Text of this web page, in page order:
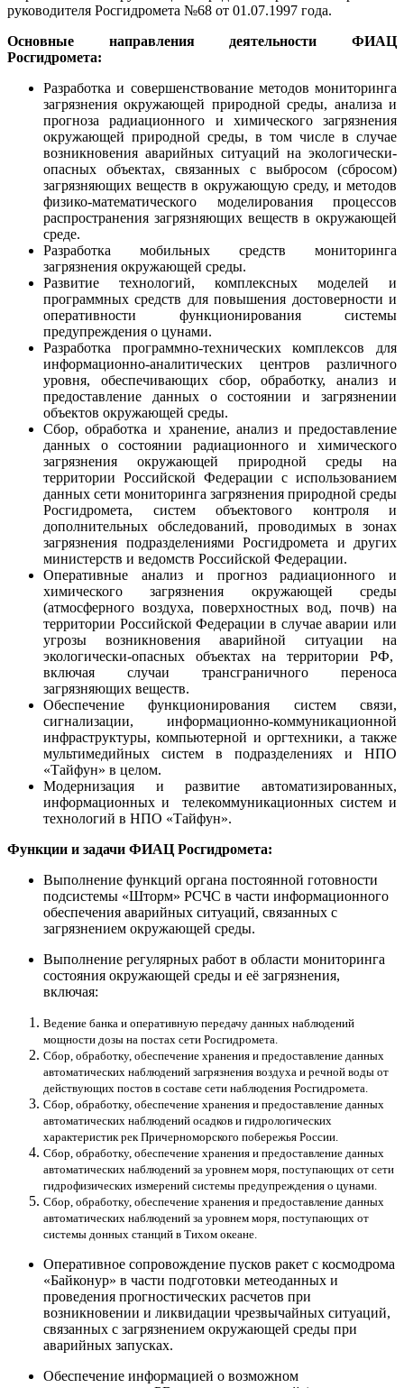
руководителя Росгидромета №68 от 01.07.1997 года.
Основные направления деятельности ФИАЦ
Росгидромета:
Разработка и совершенствование методов мониторинга
загрязнения окружающей природной среды, анализа и
прогноза радиационного и химического загрязнения
окружающей природной среды, в том числе в случае
возникновения аварийных ситуаций на экологически-
опасных объектах, связанных с выбросом (сбросом)
загрязняющих веществ в окружающую среду, и методов
физико-математического моделирования процессов
распространения загрязняющих веществ в окружающей
среде.
Разработка мобильных средств мониторинга
загрязнения окружающей среды.
Развитие технологий, комплексных моделей и
программных средств для повышения достоверности и
оперативности функционирования системы
предупреждения о цунами.
Разработка программно-технических комплексов для
информационно-аналитических центров различного
уровня, обеспечивающих сбор, обработку, анализ и
предоставление данных о состоянии и загрязнении
объектов окружающей среды.
Сбор, обработка и хранение, анализ и предоставление
данных о состоянии радиационного и химического
загрязнения окружающей природной среды на
территории Российской Федерации с использованием
данных сети мониторинга загрязнения природной среды
Росгидромета, систем объектового контроля и
дополнительных обследований, проводимых в зонах
загрязнения подразделениями Росгидромета и других
министерств и ведомств Российской Федерации.
Оперативные анализ и прогноз радиационного и
химического загрязнения окружающей среды
(атмосферного воздуха, поверхностных вод, почв) на
территории Российской Федерации в случае аварии или
угрозы возникновения аварийной ситуации на
экологически-опасных объектах на территории РФ,
включая случаи трансграничного переноса
загрязняющих веществ.
Обеспечение функционирования систем связи,
сигнализации, информационно-коммуникационной
инфраструктуры, компьютерной и оргтехники, а также
мультимедийных систем в подразделениях и НПО
«Тайфун» в целом.
Модернизация и развитие автоматизированных,
информационных и телекоммуникационных систем и
технологий в НПО «Тайфун».
Функции и задачи ФИАЦ Росгидромета:
Выполнение функций органа постоянной готовности
подсистемы «Шторм» РСЧС в части информационного
обеспечения аварийных ситуаций, связанных с
загрязнением окружающей среды.
Выполнение регулярных работ в области мониторинга
состояния окружающей среды и её загрязнения,
включая:
Ведение банка и оперативную передачу данных наблюдений
мощности дозы на постах сети Росгидромета.
Сбор, обработку, обеспечение хранения и предоставление данных
автоматических наблюдений загрязнения воздуха и речной воды от
действующих постов в составе сети наблюдения Росгидромета.
Сбор, обработку, обеспечение хранения и предоставление данных
автоматических наблюдений осадков и гидрологических
характеристик рек Причерноморского побережья России.
Сбор, обработку, обеспечение хранения и предоставление данных
автоматических наблюдений за уровнем моря, поступающих от сети
гидрофизических измерений системы предупреждения о цунами.
Сбор, обработку, обеспечение хранения и предоставление данных
автоматических наблюдений за уровнем моря, поступающих от
системы донных станций в Тихом океане.
Оперативное сопровождение пусков ракет с космодрома
«Байконур» в части подготовки метеоданных и
проведения прогностических расчетов при
возникновении и ликвидации чрезвычайных ситуаций,
связанных с загрязнением окружающей среды при
аварийных запусках.
Обеспечение информацией о возможном